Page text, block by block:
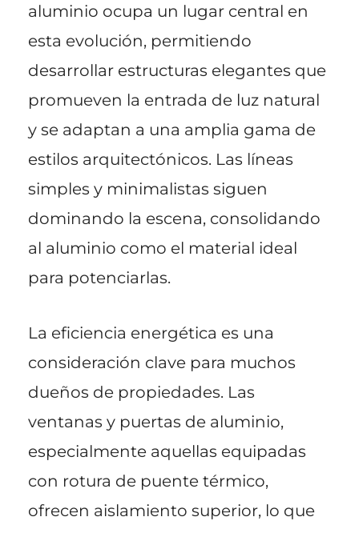
aluminio ocupa un lugar central en
esta evolución, permitiendo
desarrollar estructuras elegantes que
promueven la entrada de luz natural
y se adaptan a una amplia gama de
estilos arquitectónicos. Las líneas
simples y minimalistas siguen
dominando la escena, consolidando
al aluminio como el material ideal
para potenciarlas.
La eficiencia energética es una
consideración clave para muchos
dueños de propiedades. Las
ventanas y puertas de aluminio,
especialmente aquellas equipadas
con rotura de puente térmico,
ofrecen aislamiento superior, lo que